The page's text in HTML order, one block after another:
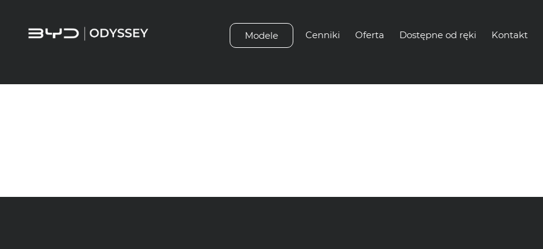
Modele Cenniki Oferta Dostępne od ręki Kontakt